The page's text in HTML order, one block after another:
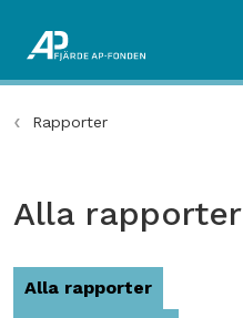
Rapporter
Alla rapporter
Alla rapporter